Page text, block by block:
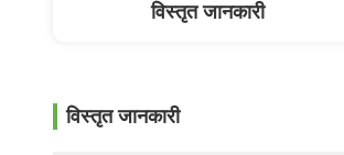
विस्तृत जानकारी
विस्तृत जानकारी